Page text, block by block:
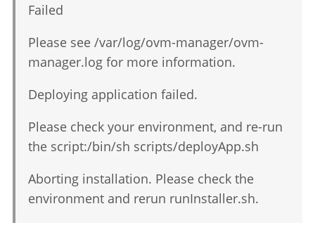
Failed
Please see /var/log/ovm-manager/ovm-
manager.log for more information.
Deploying application failed.
Please check your environment, and re-run
the script:/bin/sh scripts/deployApp.sh
Aborting installation. Please check the
environment and rerun runInstaller.sh.